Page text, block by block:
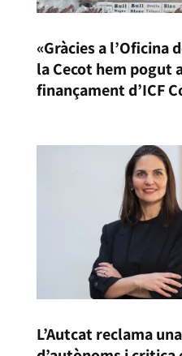
«Gràcies a l’Oficina
la Cecot hem pogut
finançament d’ICF
L’Autcat reclama